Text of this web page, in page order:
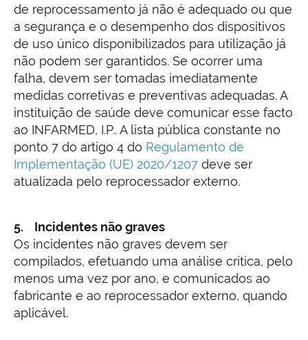
de reprocessamento já não é adequado ou que
a segurança e o desempenho dos dispositivos
de uso único disponibilizados para utilização já
não podem ser garantidos. Se ocorrer uma
falha, devem ser tomadas imediatamente
medidas corretivas e preventivas adequadas. A
instituição de saúde deve comunicar esse facto
ao INFARMED, I.P.. A lista pública constante no
ponto 7 do artigo 4 do Regulamento de
Implementação (UE) 2020/1207 deve ser
atualizada pelo reprocessador externo.
5. Incidentes não graves
Os incidentes não graves devem ser
compilados, efetuando uma análise crítica, pelo
menos uma vez por ano, e comunicados ao
fabricante e ao reprocessador externo, quando
aplicável.